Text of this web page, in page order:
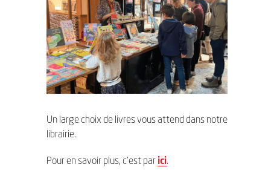
Un large choix de livres vous attend dans notre
librairie.
Pour en savoir plus, c’est par ici.